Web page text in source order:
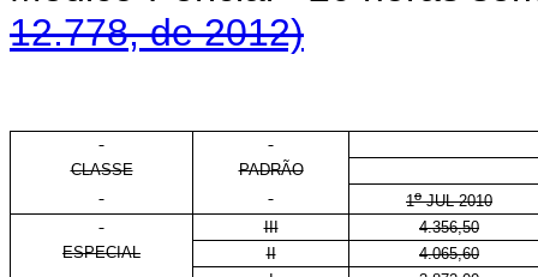
12.778, de 2012)
CLASSE
PADRÃO
1oJUL 2010
III
4.356,50
ESPECIAL
II
4.065,60